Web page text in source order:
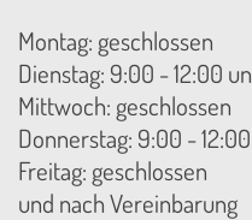
Montag: geschlossen
Dienstag: 9:00 - 12:00
Mittwoch: geschlossen
Donnerstag: 9:00 -
Freitag: geschlossen
und nach Vereinbarung